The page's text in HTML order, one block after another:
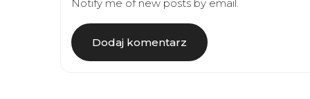
Notify me of new posts by email.